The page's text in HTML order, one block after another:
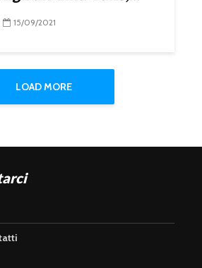
15/09/2021
LOAD MORE